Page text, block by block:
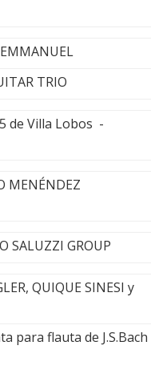
TRIO
de Villa Lobos -
MENÉNDEZ
SALUZZI GROUP
QUIQUE SINESI y
para flauta de J.S.Bach